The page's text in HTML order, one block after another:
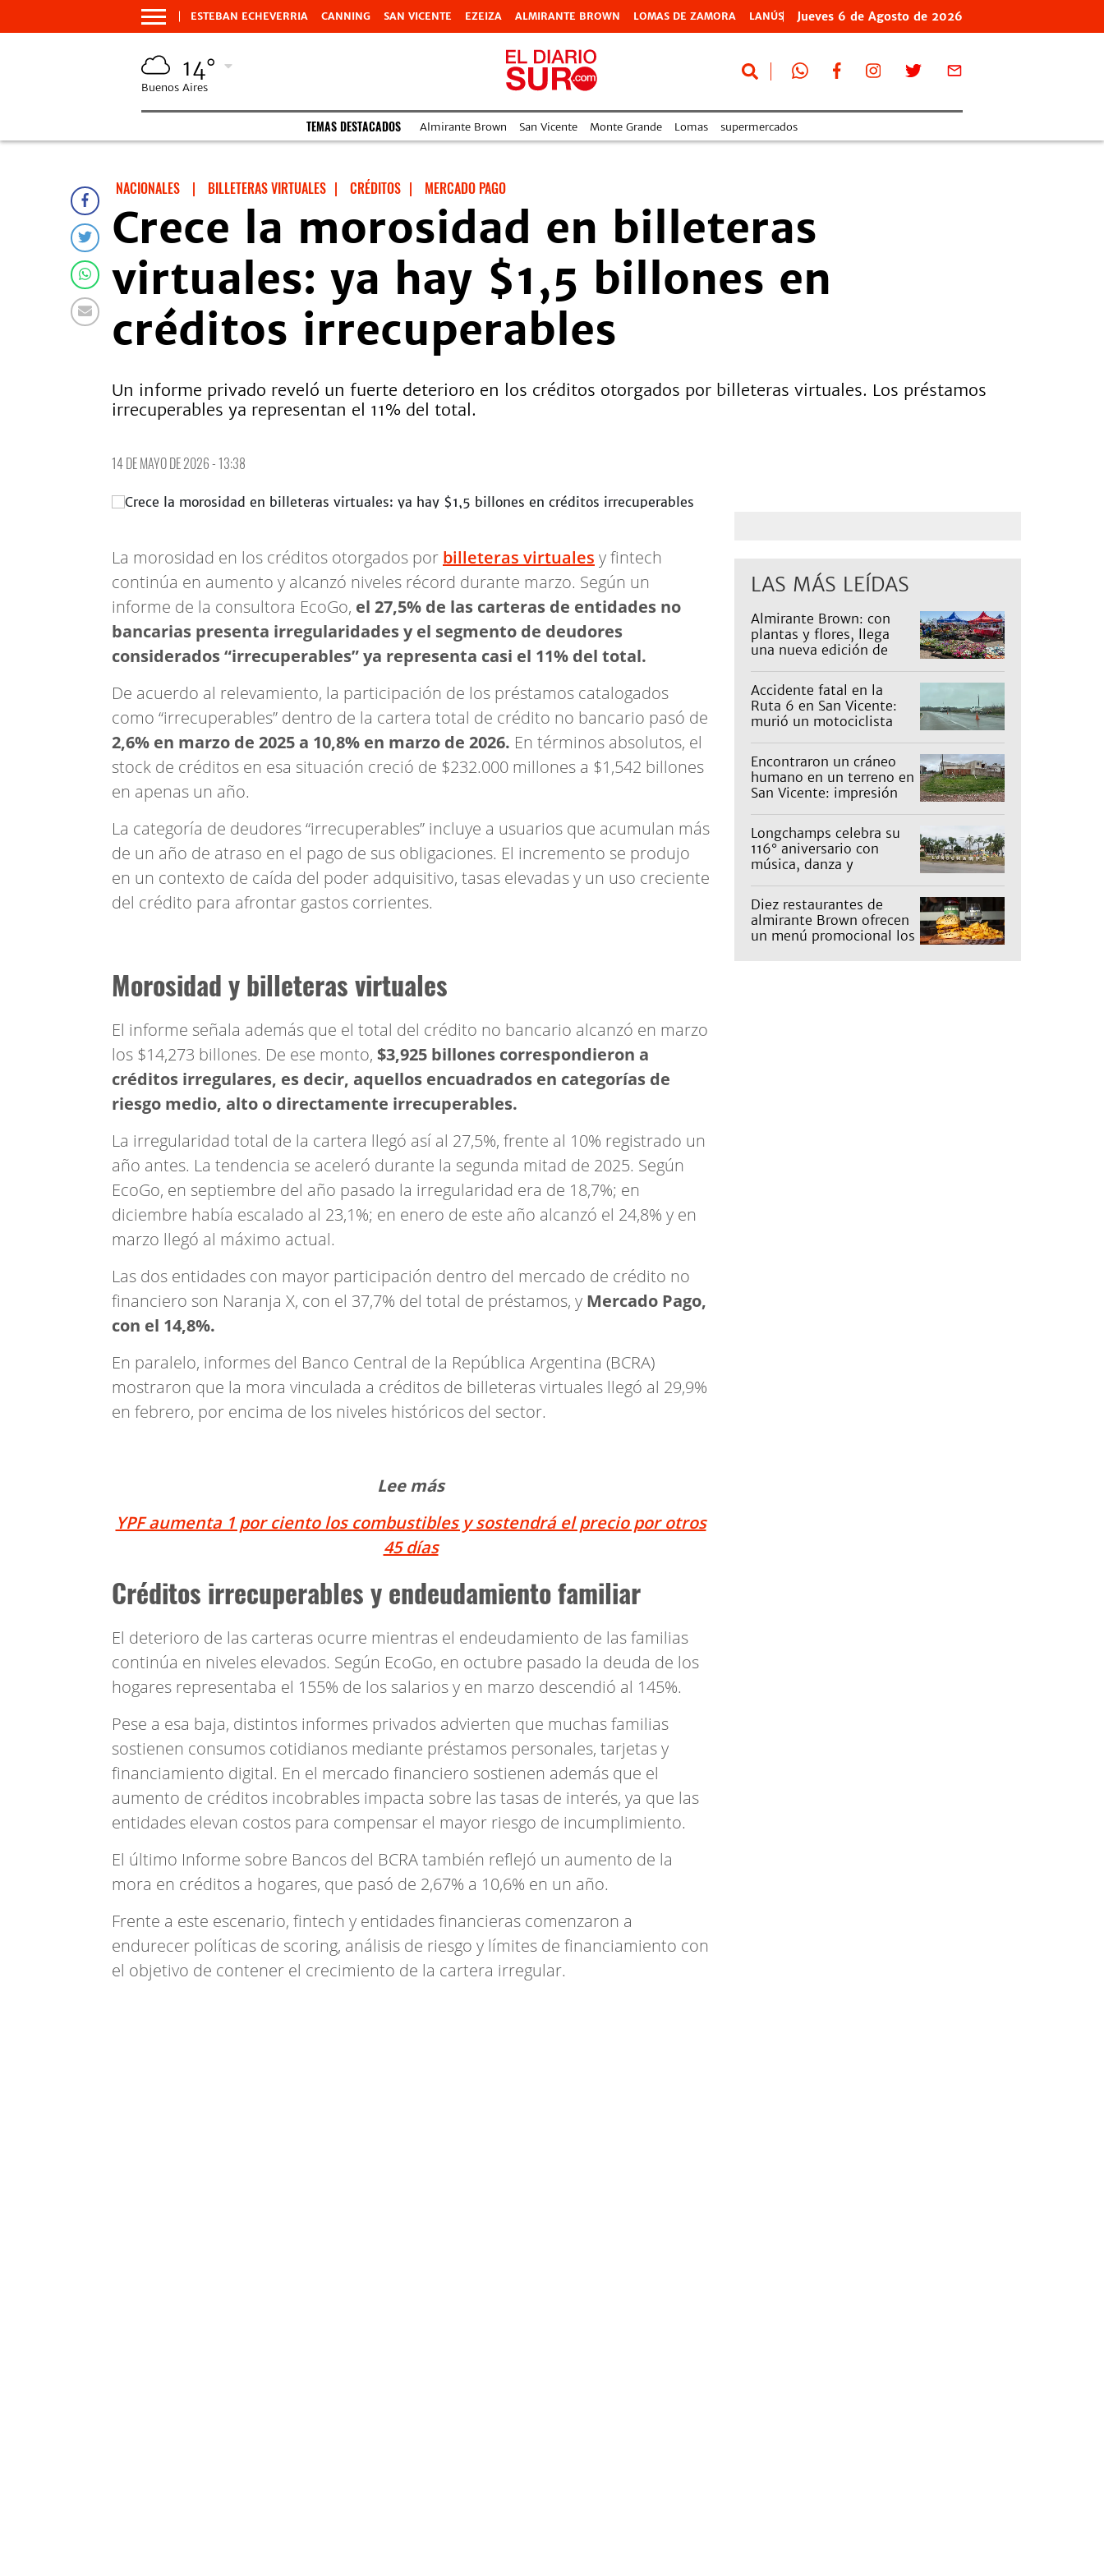
ESTEBAN ECHEVERRIA CANNING SAN VICENTE EZEIZA ALMIRANTE BROWN LOMAS DE ZAMORA LANÚS Jueves 6 de Agosto de 2026
14°
Buenos Aires
TEMAS DESTACADOS Almirante Brown San Vicente Monte Grande Lomas supermercados
NACIONALES | BILLETERAS VIRTUALES | CRÉDITOS | MERCADO PAGO
Crece la morosidad en billeteras
virtuales: ya hay $1,5 billones en
créditos irrecuperables
Un informe privado reveló un fuerte deterioro en los créditos otorgados por billeteras virtuales. Los préstamos
irrecuperables ya representan el 11% del total.
14 DE MAYO DE 2026 - 13:38
La morosidad en los créditos otorgados por billeteras virtuales y fintech
continúa en aumento y alcanzó niveles récord durante marzo. Según un
informe de la consultora EcoGo, el 27,5% de las carteras de entidades no
bancarias presenta irregularidades y el segmento de deudores
considerados “irrecuperables” ya representa casi el 11% del total.
De acuerdo al relevamiento, la participación de los préstamos catalogados
como “irrecuperables” dentro de la cartera total de crédito no bancario pasó de
2,6% en marzo de 2025 a 10,8% en marzo de 2026. En términos absolutos, el
stock de créditos en esa situación creció de $232.000 millones a $1,542 billones
en apenas un año.
La categoría de deudores “irrecuperables” incluye a usuarios que acumulan más
de un año de atraso en el pago de sus obligaciones. El incremento se produjo
en un contexto de caída del poder adquisitivo, tasas elevadas y un uso creciente
del crédito para afrontar gastos corrientes.
Morosidad y billeteras virtuales
El informe señala además que el total del crédito no bancario alcanzó en marzo
los $14,273 billones. De ese monto, $3,925 billones correspondieron a
créditos irregulares, es decir, aquellos encuadrados en categorías de
riesgo medio, alto o directamente irrecuperables.
La irregularidad total de la cartera llegó así al 27,5%, frente al 10% registrado un
año antes. La tendencia se aceleró durante la segunda mitad de 2025. Según
EcoGo, en septiembre del año pasado la irregularidad era de 18,7%; en
diciembre había escalado al 23,1%; en enero de este año alcanzó el 24,8% y en
marzo llegó al máximo actual.
Las dos entidades con mayor participación dentro del mercado de crédito no
financiero son Naranja X, con el 37,7% del total de préstamos, y Mercado Pago,
con el 14,8%.
En paralelo, informes del Banco Central de la República Argentina (BCRA)
mostraron que la mora vinculada a créditos de billeteras virtuales llegó al 29,9%
en febrero, por encima de los niveles históricos del sector.
Lee más
YPF aumenta 1 por ciento los combustibles y sostendrá el precio por otros
45 días
Créditos irrecuperables y endeudamiento familiar
El deterioro de las carteras ocurre mientras el endeudamiento de las familias
continúa en niveles elevados. Según EcoGo, en octubre pasado la deuda de los
hogares representaba el 155% de los salarios y en marzo descendió al 145%.
Pese a esa baja, distintos informes privados advierten que muchas familias
sostienen consumos cotidianos mediante préstamos personales, tarjetas y
financiamiento digital. En el mercado financiero sostienen además que el
aumento de créditos incobrables impacta sobre las tasas de interés, ya que las
entidades elevan costos para compensar el mayor riesgo de incumplimiento.
El último Informe sobre Bancos del BCRA también reflejó un aumento de la
mora en créditos a hogares, que pasó de 2,67% a 10,6% en un año.
Frente a este escenario, fintech y entidades financieras comenzaron a
endurecer políticas de scoring, análisis de riesgo y límites de financiamiento con
el objetivo de contener el crecimiento de la cartera irregular.
LAS MÁS LEÍDAS
Almirante Brown: con
plantas y flores, llega
una nueva edición de
Accidente fatal en la
Ruta 6 en San Vicente:
murió un motociclista
Encontraron un cráneo
humano en un terreno en
San Vicente: impresión
Longchamps celebra su
116° aniversario con
música, danza y
familia
Diez restaurantes de
almirante Brown ofrecen
un menú promocional los